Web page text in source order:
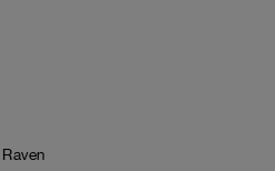
Raven